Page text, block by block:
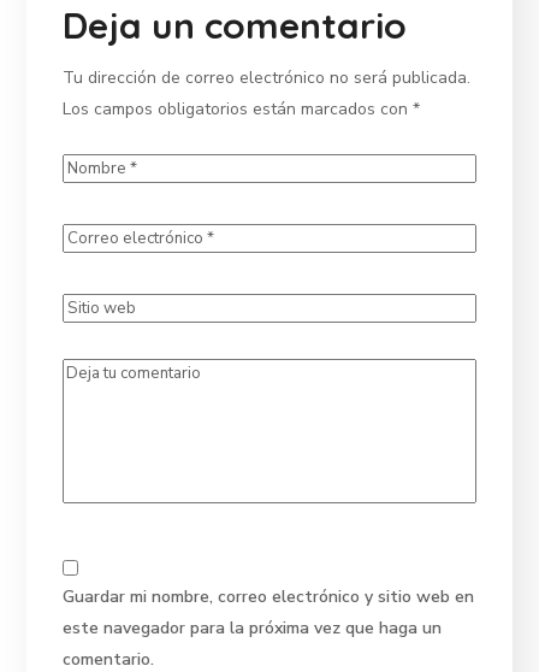
Deja un comentario
Tu dirección de correo electrónico no será publicada.
Los campos obligatorios están marcados con*
Guardar mi nombre, correo electrónico y sitio web en
este navegador para la próxima vez que haga un
comentario.